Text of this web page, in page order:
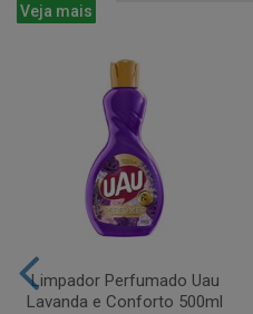
Veja mais
Limpador Perfumado Uau
Lavanda e Conforto 500ml